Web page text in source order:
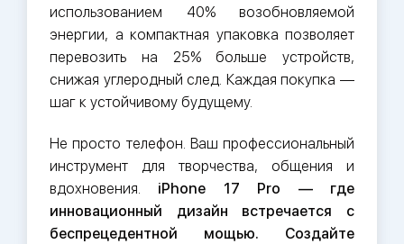
использованием 40% возобновляемой
энергии, а компактная упаковка позволяет
перевозить на 25% больше устройств,
снижая углеродный след. Каждая покупка —
шаг к устойчивому будущему.
Не просто телефон. Ваш профессиональный
инструмент для творчества, общения и
вдохновения. iPhone 17 Pro — где
инновационный дизайн встречается с
беспрецедентной мощью. Создайте